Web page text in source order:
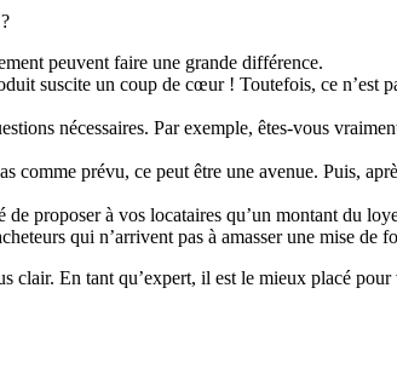
peuvent faire une grande différence.
suscite un coup de cœur ! Toutefois, ce n’est
nécessaires. Par exemple, êtes-vous
prévu, ce peut être une avenue. Puis,
proposer à vos locataires qu’un montant du
qui n’arrivent pas à amasser une mise de
En tant qu’expert, il est le mieux placé